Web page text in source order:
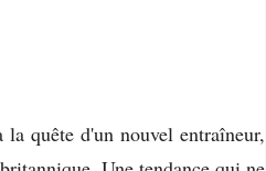
quête d'un nouvel entraîneur,